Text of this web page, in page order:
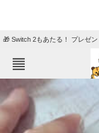
🎁 Switch 2もあたる！ プレゼン
ねとらぼメニュー
TOP
エンタメ